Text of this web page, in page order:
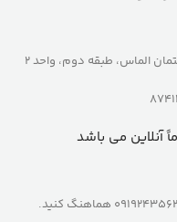
الماس، طبقه دوم، واحد 2
آنلاین می باشد